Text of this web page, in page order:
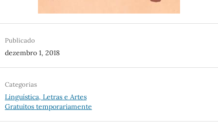
Publicado
dezembro 1, 2018
Categorias
Linguística, Letras e Artes
Gratuitos temporariamente